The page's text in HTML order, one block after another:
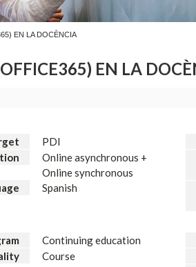
EN LA DOCÈNCIA
EN LA
PDI
Online asynchronous +
Online synchronous
Spanish
Continuing education
Course